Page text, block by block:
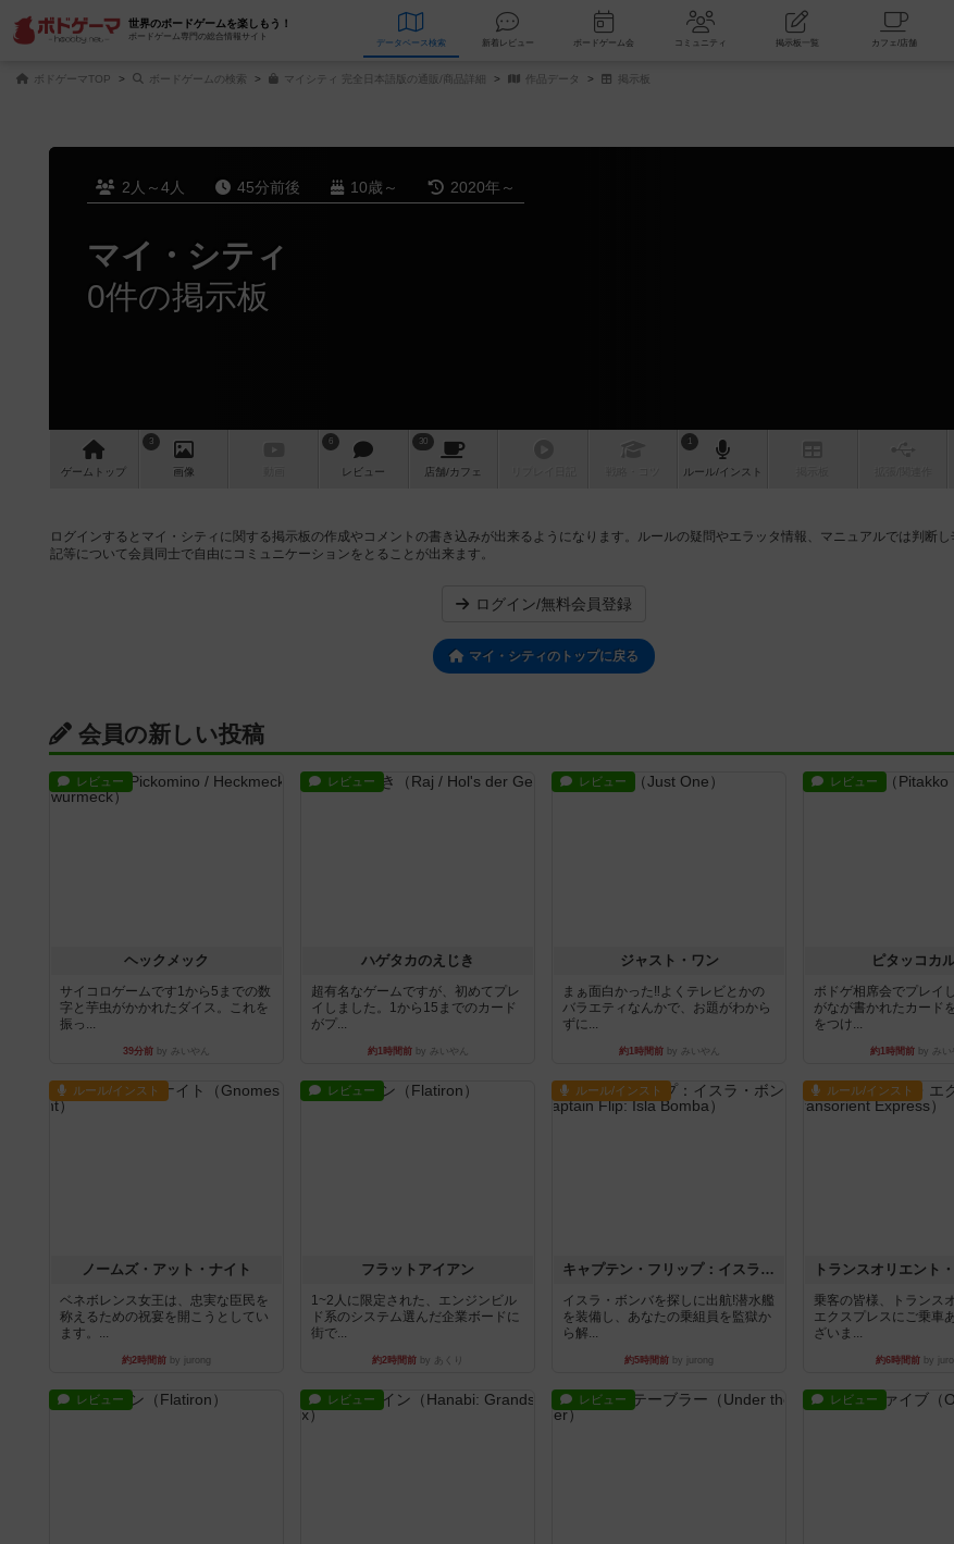
世界のボードゲームを楽しもう！
ボードゲーム専門の総合情報サイト
データベース 検索 新着レビュー ボードゲーム会 コミュニティ 掲示板一覧
ボドゲーマTOP ボードゲームの検索 マイシティ 完全日本語版の通販/商品詳細 作品データ 掲示板
2人～4人 45分前後 10歳～ 2020年～
マイ・シティ
0件の掲示板
ゲーム トップ
3
画像
6
レビュー
30
店舗/カフェ
1
ルール/インスト
ログインするとマイ・シティに関する掲示板の作成やコメントの書き込みが出来るようになります。ルールの疑問やエラッタ情報、マニュアルでは判断し
記等について会員同士で自由にコミュニケーションをとることが出来ます。
ログイン/無料会員登録
マイ・シティのトップに戻る
会員の新しい投稿
レビュー
ヘックメック
サイコロゲームです1から5までの数
字と芋虫がかかれたダイス。これを
振っ...
39分前 by みいやん
レビュー
ハゲタカのえじき
超有名なゲームですが、初めてプレ
イしました。1から15までのカード
がプ...
約1時間前by みいやん
レビュー
ジャスト・ワン
まぁ面白かった‼️よくテレビとかの
バラエティなんかで、お題がわから
ずに...
約1時間前by みいやん
レビュー
ピタッコカ
ボドゲ相席会でプレイ
がなが書かれたカード
をつけ...
約1時間前by みい
ルール/インスト
ノームズ・アット・ナイト
ベネボレンス女王は、忠実な臣民を
称えるための祝宴を開こうとしてい
ます。...
約2時間前 by jurong
レビュー
フラットアイアン
1~2人に限定された、エンジンビル
ド系のシステム選んだ企業ボードに
街で...
約2時間前 by あくり
ルール/インスト
キャプテン・フリップ：イスラ・ボンバ
イスラ・ボンバを探しに出航!潜水艦
を装備し、あなたの乗組員を監獄か
ら解...
約5時間前 by jurong
ルール/インスト
乗客の皆様、トランス
エクスプレスにご乗車
ざいま...
約6時間前 by
レビュー レビュー レビュー レビュー